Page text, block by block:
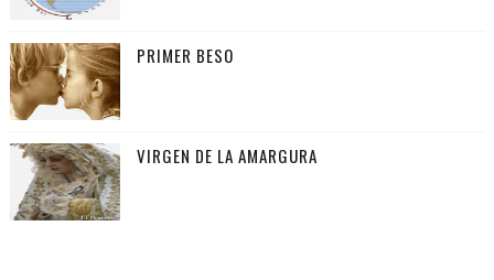
PRIMER BESO
VIRGEN DE LA AMARGURA